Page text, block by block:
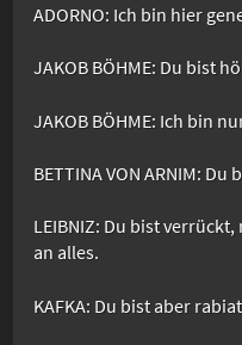
ADORNO: Ich bin hier
JAKOB BÖHME: Du bist
JAKOB BÖHME: Ich bin
BETTINA VON ARNIM:
LEIBNIZ: Du bist
an alles.
KAFKA: Du bist aber